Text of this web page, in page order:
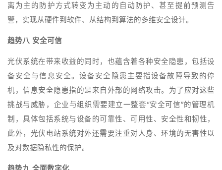
离为主的防护方式转变为主动的自动防护、甚至提前预测告
警，实现从硬件到软件、从结构到算法的多维安全设计。
趋势八 安全可信
光伏系统在带来收益的同时，也蕴含着各种安全隐患，包括设
备安全与信息安全。设备安全隐患主要指设备故障导致的停
机，信息安全隐患指的是来自外部的网络攻击。为了应对这些
挑战与威胁，企业与组织需要建立一整套“安全可信”的管理机
制，具体包括系统与设备的可靠性、可用性、安全性和韧性，
此外，光伏电站系统对外还需要注重对人身、环境的无害性以
及对数据隐私性的保护。